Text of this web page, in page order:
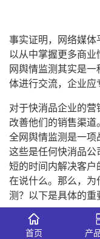
事实证明，网络媒
以从中掌握更多商
网舆情监测其实是
体进行交流，企业应
对于快消品企业的
改善他们的销售渠道
全网舆情监测是一项
这些是任何快消品
短的时间内解决客
在说什么。那么，
测？以下是具体的重
1.有助于增强营销力
首页 产